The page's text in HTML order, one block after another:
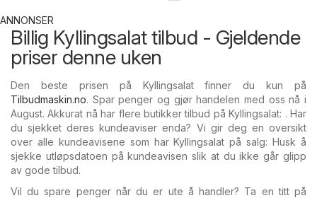
ANNONSER
Billig Kyllingsalat tilbud - Gjeldende
priser denne uken
Den beste prisen på Kyllingsalat finner du kun på
Tilbudmaskin.no. Spar penger og gjør handelen med oss nå i
August. Akkurat nå har flere butikker tilbud på Kyllingsalat: . Har
du sjekket deres kundeaviser enda? Vi gir deg en oversikt
over alle kundeavisene som har Kyllingsalat på salg: Husk å
sjekke utløpsdatoen på kundeavisen slik at du ikke går glipp
av gode tilbud.
Vil du spare penger når du er ute å handler? Ta en titt på